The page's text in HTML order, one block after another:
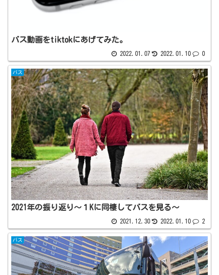
バス動画をtiktokにあげてみた。
2022.01.07 2022.01.10 0
バス
2021年の振り返り～１Kに同棲してバスを見る～
2021.12.30 2022.01.10 2
バス